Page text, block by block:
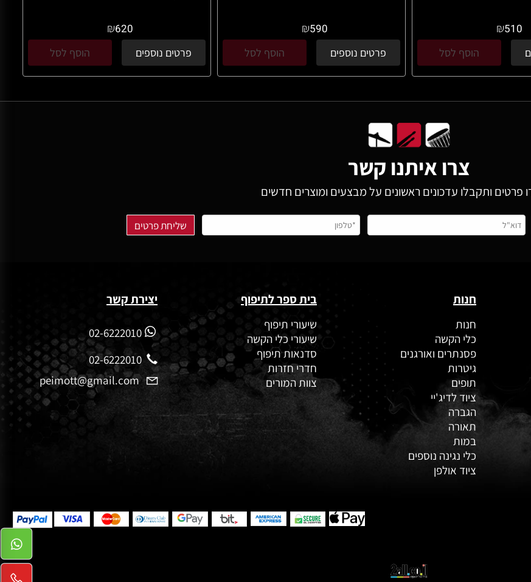
₪510
הוסף לסל
₪590
פרטים נוספים הוסף לסל
₪620
פרטים נוספים הוסף לסל
צרו איתנו קשר
פרטים ותקבלו עדכונים ראשונים על מבצעים ומוצרים חדשים
חנות
חנות
כלי הקשה
פסנתרים ואורגנים
גיטרות
תופים
ציוד לדיג'יי
הגברה
תאורה
במות
כלי נגינה נוספים
ציוד אולפן
בית ספר לתיפוף
שיעורי תיפוף
שיעורי כלי הקשה
סדנאות תיפוף
חדרי חזרות
צוות המורים
יצירת קשר
02-6222010
02-6222010
peimott@gmail.com